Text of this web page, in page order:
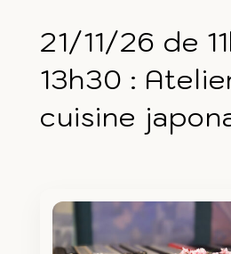
21/11/26 de
13h30 :
cuisine